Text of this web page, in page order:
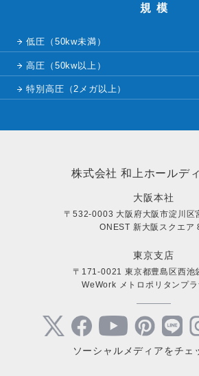
規模
低圧（50kw未満）
高圧（50kw以上）
特別高圧（2メガ以上）
株式会社 和上ホールデ
大阪本社
〒532-0003 大阪府大阪市淀川区
ONEST 新大阪スクエア
東京支店
〒171-0021 東京都豊島区西池
WeWork メトロポリタンプ
ソーシャルメディアをチェ